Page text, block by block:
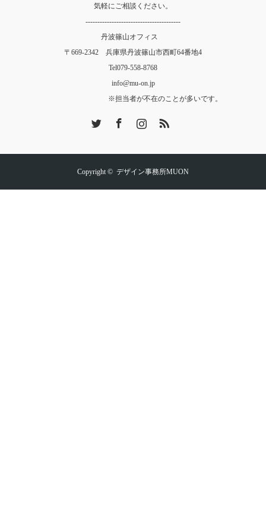
気軽にご相談ください。
----------------------------------------
丹波篠山オフィス
〒669-2342 兵庫県丹波篠山市西町64番地4
Tel079-558-8768
info@mu-on.jp
※担当者が不在のことが多いです。
Copyright © デザイン事務所MUON